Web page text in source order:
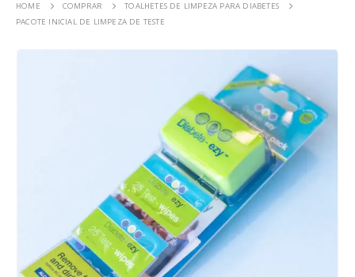
HOME COMPRAR
TOALHETES DE LIMPEZA PARA DIABETES
PACOTE INICIAL DE LIMPEZA DE TESTE